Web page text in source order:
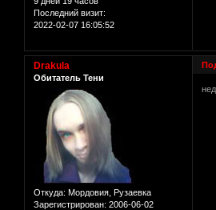
Последний визит:
2022-02-07 16:05:52
Drakula
Обитатель Тени
Откуда: Мордовия, Рузаевка
Зарегистрирован: 2006-06-02